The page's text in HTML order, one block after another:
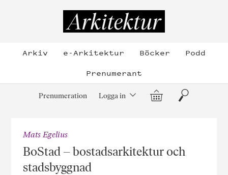
Arkiv e-Arkitektur Böcker
Podd
Prenumerant
Prenumeration Logga in Varukorg
Sök
Mats Egelius
BoStad – bostadsarkitektur och
stadsbyggnad